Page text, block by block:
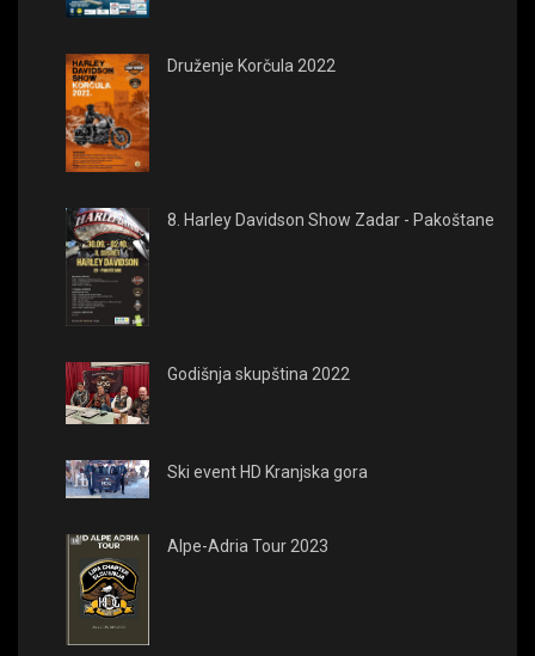
Druženje Korčula 2022
8. Harley Davidson Show Zadar - Pakoštane
Godišnja skupština 2022
Ski event HD Kranjska gora
Alpe-Adria Tour 2023